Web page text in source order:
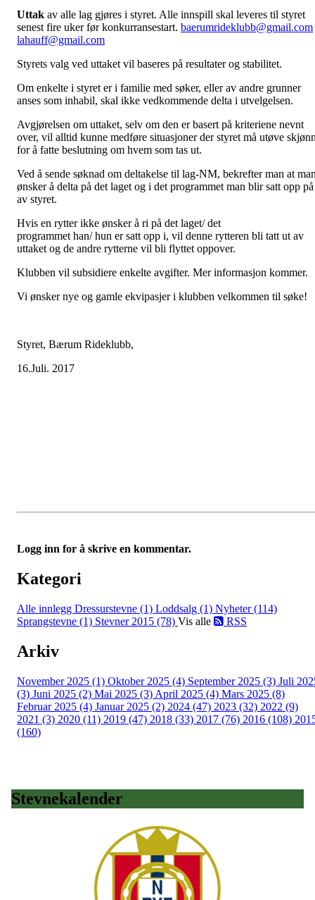
Uttak av alle lag gjøres i styret. Alle innspill skal leveres til styret
senest fire uker før konkurransestart. baerumrideklubb@gmail.com
lahauff@gmail.com
Styrets valg ved uttaket vil baseres på resultater og stabilitet.
Om enkelte i styret er i familie med søker, eller av andre grunner
anses som inhabil, skal ikke vedkommende delta i utvelgelsen.
Avgjørelsen om uttaket, selv om den er basert på kriteriene nevnt
over, vil alltid kunne medføre situasjoner der styret må utøve
for å fatte beslutning om hvem som tas ut.
Ved å sende søknad om deltakelse til lag-NM, bekrefter man at
ønsker å delta på det laget og i det programmet man blir satt opp på
av styret.
Hvis en rytter ikke ønsker å ri på det laget/ det
programmet han/ hun er satt opp i, vil denne rytteren bli tatt ut av
uttaket og de andre rytterne vil bli flyttet oppover.
Klubben vil subsidiere enkelte avgifter. Mer informasjon kommer.
Vi ønsker nye og gamle ekvipasjer i klubben velkommen til søke!
Styret, Bærum Rideklubb,
16.Juli. 2017
Logg inn for å skrive en kommentar.
Kategori
Alle innlegg Dressurstevne (1) Loddsalg (1) Nyheter (114)
Sprangstevne (1) Stevner 2015 (78) Vis alle RSS
Arkiv
November 2025 (1) Oktober 2025 (4) September 2025 (3) Juli
(3) Juni 2025 (2) Mai 2025 (3) April 2025 (4) Mars 2025 (8)
Februar 2025 (4) Januar 2025 (2) 2024 (47) 2023 (32) 2022 (9)
2021 (3) 2020 (11) 2019 (47) 2018 (33) 2017 (76) 2016 (108)
(160)
Stevnekalender